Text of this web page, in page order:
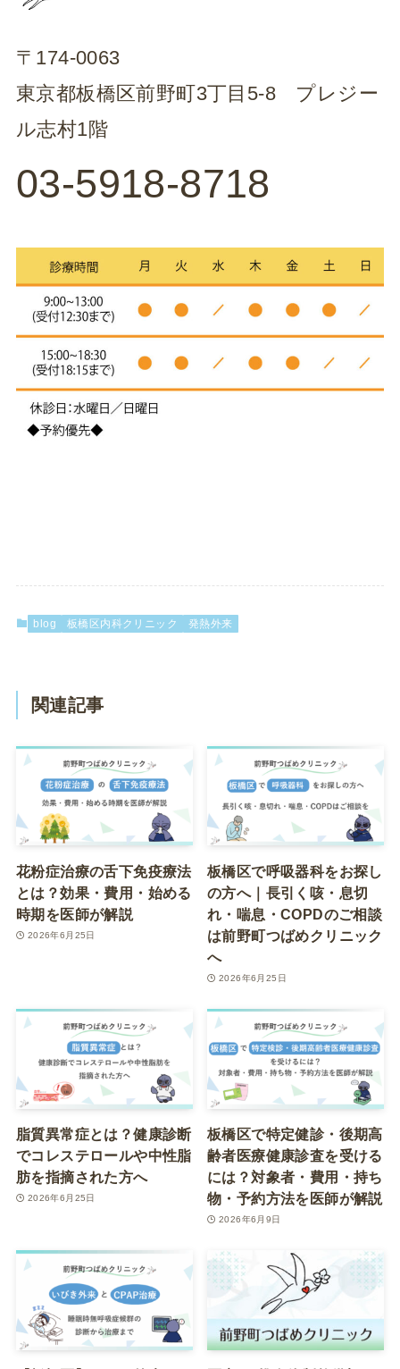
〒174-0063
東京都板橋区前野町3丁目5-8 プレジー
ル志村1階
03-5918-8718
blog 板橋区内科クリニック 発熱外来
関連記事
花粉症治療の舌下免疫療法
とは？効果・費用・始める
時期を医師が解説
2026年6月25日
板橋区で呼吸器科をお探し
の方へ｜長引く咳・息切
れ・喘息・COPDのご相談
は前野町つばめクリニック
へ
2026年6月25日
脂質異常症とは？健康診断
でコレステロールや中性脂
肪を指摘された方へ
2026年6月25日
板橋区で特定健診・後期高
齢者医療健康診査を受ける
には？対象者・費用・持ち
物・予約方法を医師が解説
2026年6月9日